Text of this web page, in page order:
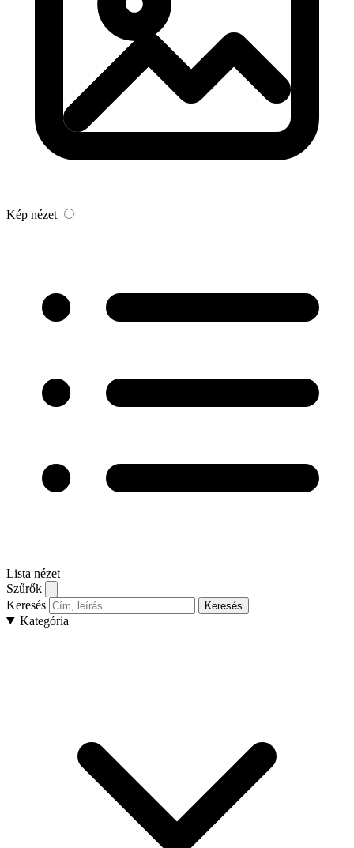
Kép nézet
Lista nézet
Szűrők
Keresés
Keresés
Kategória